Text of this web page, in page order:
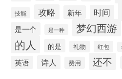
技能 攻略 新年 时间
是一个 是一种 梦幻西游
的人 的是 礼物 红包
英语 诗人 费用 还不